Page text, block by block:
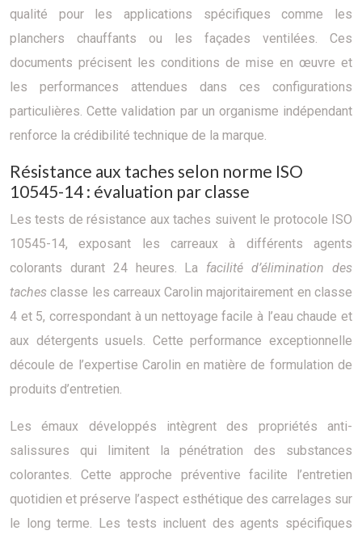
qualité pour les applications spécifiques comme les
planchers chauffants ou les façades ventilées. Ces
documents précisent les conditions de mise en œuvre et
les performances attendues dans ces configurations
particulières. Cette validation par un organisme indépendant
renforce la crédibilité technique de la marque.
Résistance aux taches selon norme ISO
10545-14 : évaluation par classe
Les tests de résistance aux taches suivent le protocole ISO
10545-14, exposant les carreaux à différents agents
colorants durant 24 heures. La facilité d’élimination des
tachesclasse les carreaux Carolin majoritairement en classe
4 et 5, correspondant à un nettoyage facile à l’eau chaude et
aux détergents usuels. Cette performance exceptionnelle
découle de l’expertise Carolin en matière de formulation de
produits d’entretien.
Les émaux développés intègrent des propriétés anti-
salissures qui limitent la pénétration des substances
colorantes. Cette approche préventive facilite l’entretien
quotidien et préserve l’aspect esthétique des carrelages sur
le long terme. Les tests incluent des agents spécifiques